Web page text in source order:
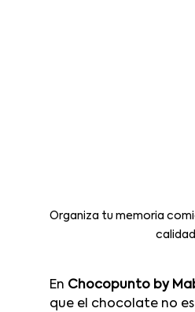
Organiza tu memoria
calidad
En Chocopunto by
que el chocolate no